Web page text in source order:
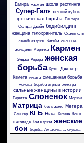
Багира жасмин школа рестлинга
Супер-Галя летний кубок
эротическая борьба
Пантера
Солдат Джейн бодибилдинг
женщина телохранитель Скальпель
лечебная грязь Флэйм сильные
женщины
Морячка Кармен
Энджи Аврора женская
борьба
Крэш Джокер
Камета никита смешанная борьба
женская борьба в грязи электра
сильные женщины в истории
Беретта Слоненок Моряча
Матрица бои в желе Мегера
Стингер КГБ Ника Китана бои в
шоколаде бои в грязи женские
бои борьба Амазонка аленушка